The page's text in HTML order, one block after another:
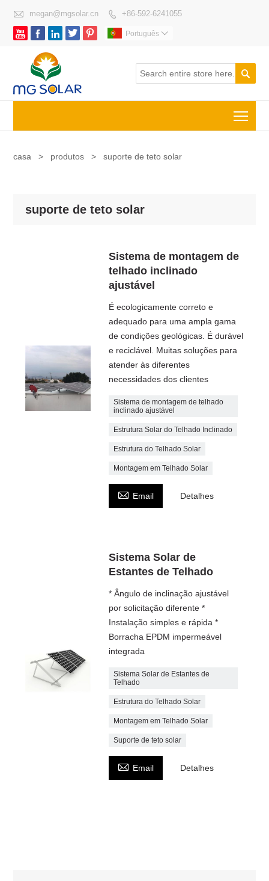
 megan@mgsolar.cn  +86-592-6241055
     Português 

casa > produtos > suporte de teto solar
suporte de teto solar
Sistema de montagem de
telhado inclinado
ajustável
É ecologicamente correto e
adequado para uma ampla gama
de condições geológicas. É durável
e reciclável. Muitas soluções para
atender às diferentes
necessidades dos clientes
Sistema de montagem de telhado
inclinado ajustável
Estrutura Solar do Telhado Inclinado
Estrutura do Telhado Solar
Montagem em Telhado Solar
 Email Detalhes
Sistema Solar de
Estantes de Telhado
* Ângulo de inclinação ajustável
por solicitação diferente *
Instalação simples e rápida *
Borracha EPDM impermeável
integrada
Sistema Solar de Estantes de
Telhado
Estrutura do Telhado Solar
Montagem em Telhado Solar
Suporte de teto solar
 Email Detalhes